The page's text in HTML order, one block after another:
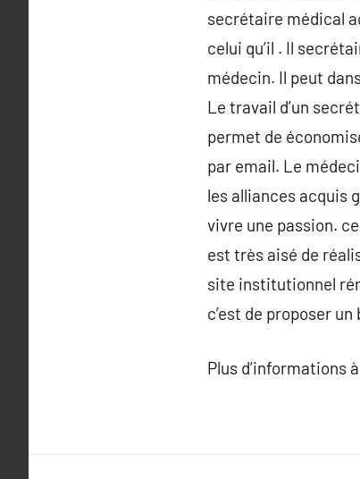
secrétaire médical
celui qu’il . Il
médecin. Il peut
Le travail d’un
permet de
par email. Le
les alliances acquis
vivre une passion.
est très aisé de
site institutionnel
c’est de proposer
Plus d’informations